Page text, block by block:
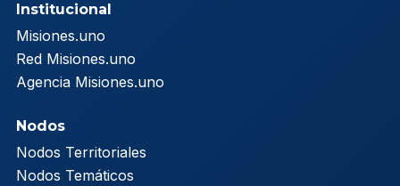
Institucional
Misiones.uno
Red Misiones.uno
Agencia Misiones.uno
Nodos
Nodos Territoriales
Nodos Temáticos